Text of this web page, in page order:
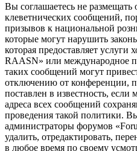
Вы соглашаетесь не
клеветнических сообщений,
призывов к национальной
которые могут нарушить
которая предоставляет услуги
RAASN» или международное
таких сообщений могут
отключению от конференции,
поставлен в известность,
адреса всех сообщений
проведения такой политики.
администраторы форумов
удалить, отредактировать,
в любое время по своему